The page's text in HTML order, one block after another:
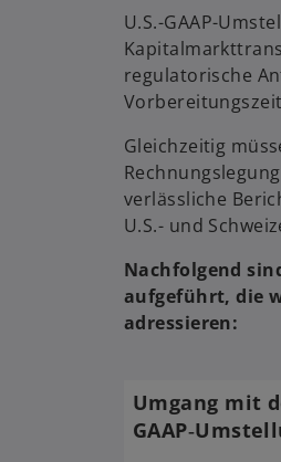
U.S.-GAAP-
regulatorische
Gleichzeitig
verlässliche
U.S.- und
Nachfolgend
aufgeführt, die
adressieren:
Umgang mit